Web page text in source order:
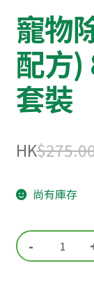
寵物
配方)
套裝
HK$
尚有庫存
-